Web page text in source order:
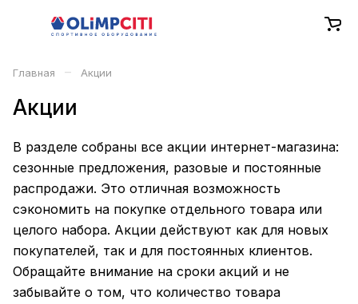
Главная – Акции
Акции
В разделе собраны все акции интернет-магазина:
сезонные предложения, разовые и постоянные
распродажи. Это отличная возможность
сэкономить на покупке отдельного товара или
целого набора. Акции действуют как для новых
покупателей, так и для постоянных клиентов.
Обращайте внимание на сроки акций и не
забывайте о том, что количество товара